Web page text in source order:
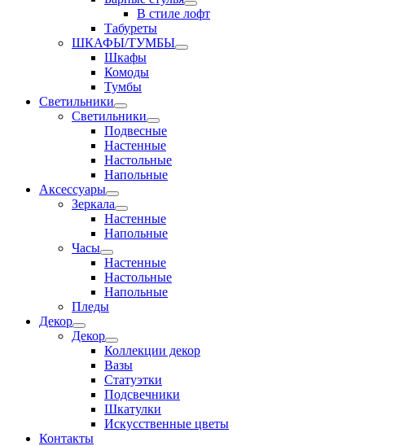
В стиле лофт
Табуреты
ШКАФЫ/ТУМБЫ
Шкафы
Комоды
Тумбы
Светильники
Светильники
Подвесные
Настенные
Настольные
Напольные
Аксессуары
Зеркала
Настенные
Напольные
Часы
Настенные
Настольные
Напольные
Пледы
Декор
Декор
Коллекции декор
Вазы
Статуэтки
Подсвечники
Шкатулки
Искусственные цветы
Контакты